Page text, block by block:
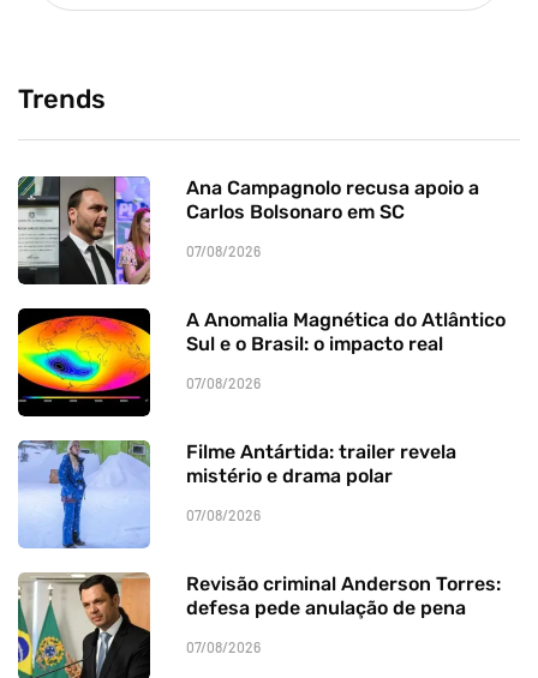
Trends
Ana Campagnolo recusa apoio a
Carlos Bolsonaro em SC
07/08/2026
A Anomalia Magnética do Atlântico
Sul e o Brasil: o impacto real
07/08/2026
Filme Antártida: trailer revela
mistério e drama polar
07/08/2026
Revisão criminal Anderson Torres:
defesa pede anulação de pena
07/08/2026